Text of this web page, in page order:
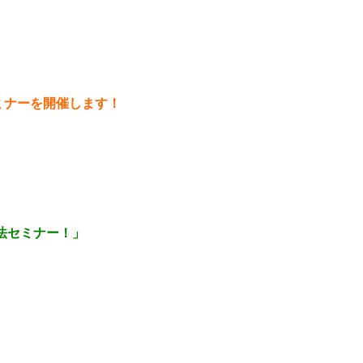
ーを開催します！
ミナー！」